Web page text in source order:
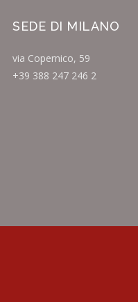
SEDE DI MILANO
via Copernico, 59
+39 388 247 246 2